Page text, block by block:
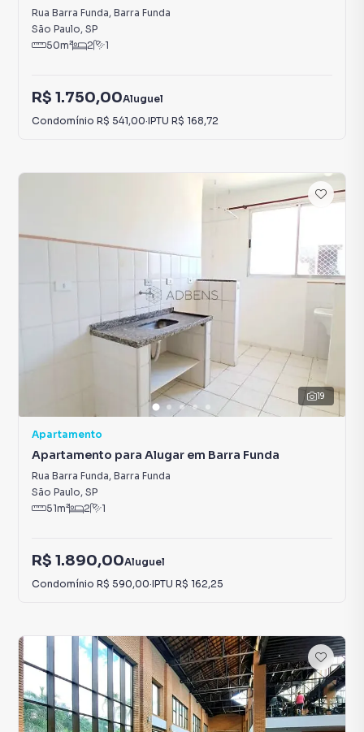
Rua Barra Funda, Barra Funda
São Paulo, SP
50m² 2 1
R$ 1.750,00Aluguel
Condomínio R$ 541,00·IPTU R$ 168,72
19
Apartamento
Apartamento para Alugar em Barra Funda
Rua Barra Funda, Barra Funda
São Paulo, SP
51m² 2 1
R$ 1.890,00Aluguel
Condomínio R$ 590,00·IPTU R$ 162,25